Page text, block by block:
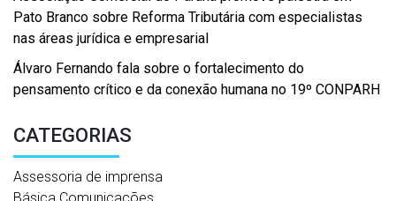
Pato Branco sobre Reforma Tributária com especialistas
nas áreas jurídica e empresarial
Álvaro Fernando fala sobre o fortalecimento do
pensamento crítico e da conexão humana no 19º CONPARH
CATEGORIAS
Assessoria de imprensa
Básica Comunicações